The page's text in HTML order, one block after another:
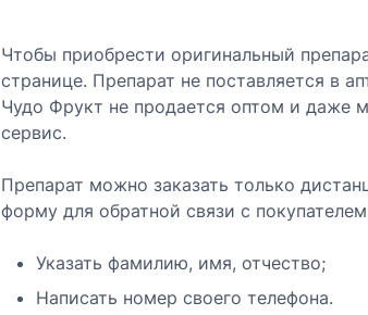
Чтобы приобрести оригинальный
странице. Препарат не поставляется в
Чудо Фрукт не продается оптом и даже
сервис.
Препарат можно заказать только
форму для обратной связи с
Указать фамилию, имя, отчество;
Написать номер своего телефона.